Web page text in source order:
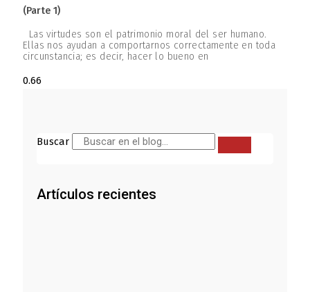
(parte 1)
Las virtudes son el patrimonio moral del ser humano.
Ellas nos ayudan a comportarnos correctamente en toda
circunstancia; es decir, hacer lo bueno en
Buscar
Artículos recientes